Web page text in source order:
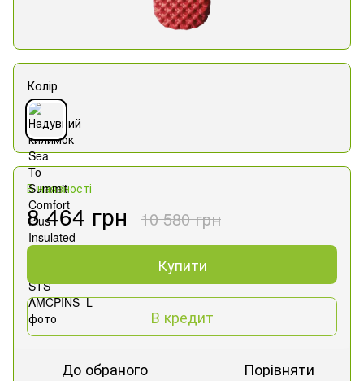
Колір
В наявності
8 464 грн 10 580 грн
Купити
В кредит
До обраного Порівняти